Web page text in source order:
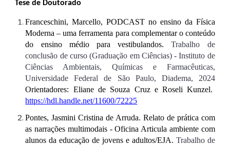
Tese de Doutorado
Franceschini, Marcello, PODCAST no ensino da Física
Moderna – uma ferramenta para complementar o conteúdo
do ensino médio para vestibulandos.Trabalho de
conclusão de curso (Graduação em Ciências) - Instituto de
Ciências Ambientais, Químicas e Farmacêuticas,
Universidade Federal de São Paulo, Diadema, 2024
Orientadores: Eliane de Souza Cruz e Roseli Kunzel.
https://hdl.handle.net/11600/72225
Pontes, Jasmini Cristina de Arruda. Relato de prática com
as narrações multimodais - Oficina Articula ambiente com
alunos da educação de jovens e adultos/EJA. Trabalho de